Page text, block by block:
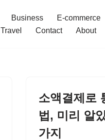
Business E-commerce
Travel Contact About
소액결제로
법, 미리 알
가지